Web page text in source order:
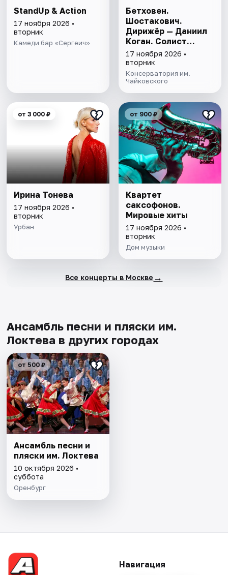
StandUp & Action
17 ноября 2026 •
вторник
Камеди бар «Сергеич»
Бетховен.
Шостакович.
Дирижёр — Даниил
Коган. Солист
Владимир
Вишневский
17 ноября 2026 •
вторник
Консерватория им.
Чайковского
от 3 000 ₽
Ирина Тонева
17 ноября 2026 •
вторник
Урбан
от 900 ₽
Квартет
саксофонов.
Мировые хиты
17 ноября 2026 •
вторник
Дом музыки
Все концерты в Москве →
Ансамбль песни и пляски им.
Локтева в других городах
от 500 ₽
Ансамбль песни и
пляски им. Локтева
10 октября 2026 •
суббота
Оренбург
Навигация